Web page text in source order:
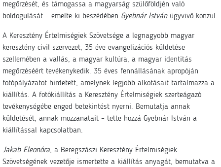
megőrzését, és támogassa a magyarság szülőföldjén való
boldogulását – emelte ki beszédében Gyebnár Istvánügyvivő konzul.
A Keresztény Értelmiségiek Szövetsége a legnagyobb magyar
keresztény civil szervezet, 35 éve evangelizációs küldetése
szellemében a vallás, a magyar kultúra, a magyar identitás
megőrzéséért tevékenykedik. 35 éves fennállásának apropóján
fotópályázatot hirdetett, amelynek legjobb alkotásait tartalmazza a
kiállítás. A fotókiállítás a Keresztény Értelmiségiek szerteágazó
tevékenységébe enged betekintést nyerni. Bemutatja annak
küldetését, annak mozzanatait – tette hozzá Gyebnár István a
kiállítással kapcsolatban.
Jakab Eleonóra, a Beregszászi Keresztény Értelmiségiek
Szövetségének vezetője ismertette a kiállítás anyagát, bemutatva a